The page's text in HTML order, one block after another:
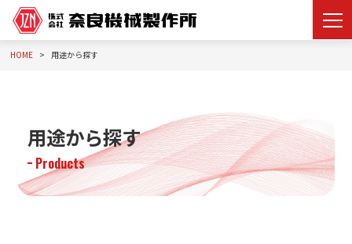
HOME 用途から探す
用途から探す
Products